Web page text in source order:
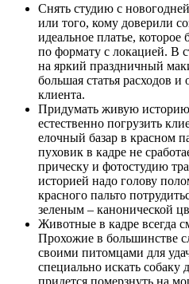
Снять студию с
или того, кому доверили
идеальное платье, которое
по формату с локацией. В
на яркий праздничный
большая статья расходов
клиента.
Придумать живую
естественно погрузить
елочный базар в красном
пуховик в кадре не
прическу и фотостудию
историей надо голову
красного пальто
зеленым – канонической
Животные в кадре всегда
Прохожие в большинстве
своими питомцами для
специально искать
придется померзнуть на